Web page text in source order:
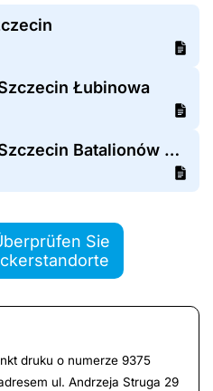
Łubinowa
Poczta Polska - Szczecin Batalionów Chłopskich
Sie
druku o numerze 9375
ul. Andrzeja Struga 29